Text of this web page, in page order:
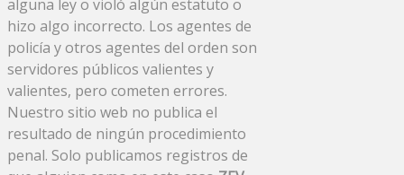
alguna ley o violó algún estatuto o
hizo algo incorrecto. Los agentes de
policía y otros agentes del orden son
servidores públicos valientes y
valientes, pero cometen errores.
Nuestro sitio web no publica el
resultado de ningún procedimiento
penal. Solo publicamos registros de